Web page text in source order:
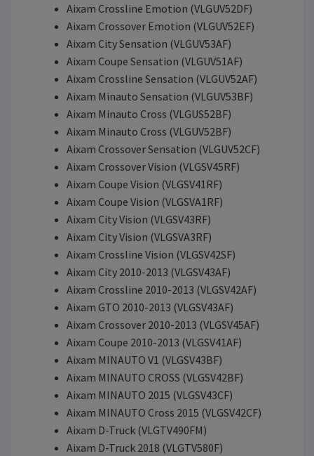
Aixam Crossline Emotion (VLGUV52DF)
Aixam Crossover Emotion (VLGUV52EF)
Aixam City Sensation (VLGUV53AF)
Aixam Coupe Sensation (VLGUV51AF)
Aixam Crossline Sensation (VLGUV52AF)
Aixam Minauto Sensation (VLGUV53BF)
Aixam Minauto Cross (VLGUS52BF)
Aixam Minauto Cross (VLGUV52BF)
Aixam Crossover Sensation (VLGUV52CF)
Aixam Crossover Vision (VLGSV45RF)
Aixam Coupe Vision (VLGSV41RF)
Aixam Coupe Vision (VLGSVA1RF)
Aixam City Vision (VLGSV43RF)
Aixam City Vision (VLGSVA3RF)
Aixam Crossline Vision (VLGSV42SF)
Aixam City 2010-2013 (VLGSV43AF)
Aixam Crossline 2010-2013 (VLGSV42AF)
Aixam GTO 2010-2013 (VLGSV43AF)
Aixam Crossover 2010-2013 (VLGSV45AF)
Aixam Coupe 2010-2013 (VLGSV41AF)
Aixam MINAUTO V1 (VLGSV43BF)
Aixam MINAUTO CROSS (VLGSV42BF)
Aixam MINAUTO 2015 (VLGSV43CF)
Aixam MINAUTO Cross 2015 (VLGSV42CF)
Aixam D-Truck (VLGTV490FM)
Aixam D-Truck 2018 (VLGTV580F)